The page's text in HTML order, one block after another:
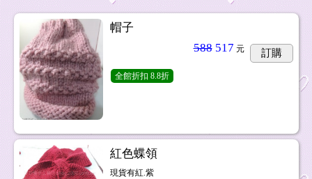
帽子
588517 元 訂購
全館折扣 8.8折
紅色蝶領
現貨有紅.紫